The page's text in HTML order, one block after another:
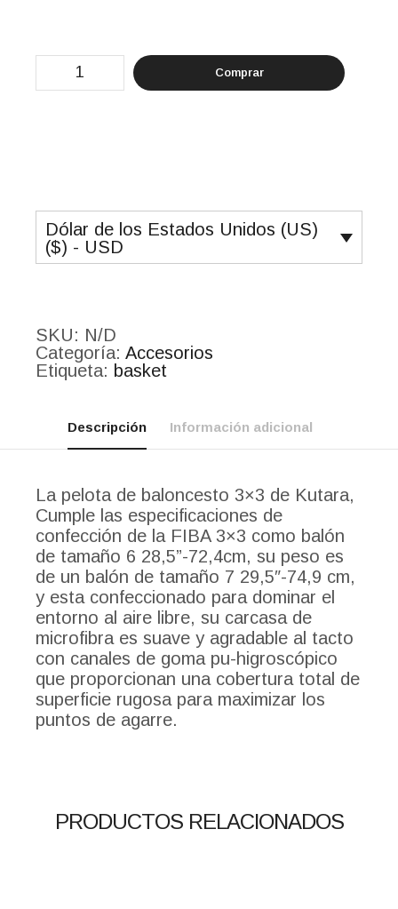
Baloncesto
Comprar
Dólar de los Estados Unidos (US)
($) - USD
SKU: N/D
Categoría: Accesorios
Etiqueta: basket
Descripción Información adicional
La pelota de baloncesto 3×3 de Kutara,
Cumple las especificaciones de
confección de la FIBA 3×3 como balón
de tamaño 6 28,5”-72,4cm, su peso es
de un balón de tamaño 7 29,5″-74,9 cm,
y esta confeccionado para dominar el
entorno al aire libre, su carcasa de
microfibra es suave y agradable al tacto
con canales de goma pu-higroscópico
que proporcionan una cobertura total de
superficie rugosa para maximizar los
puntos de agarre.
PRODUCTOS RELACIONADOS